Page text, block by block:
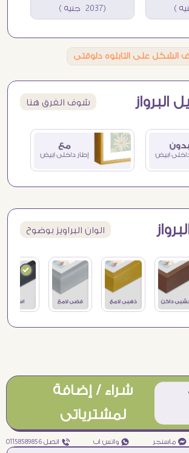
(2037 جنيه )
الشكل على التابلوه دلوقتى
البرواز شوف الفرق هنا
الوان البراويز بوضوح
شراء / إضافة
لمشترياتى
¥ ماسنجر ₧ واتس اب ƒ اتصل 01158589856